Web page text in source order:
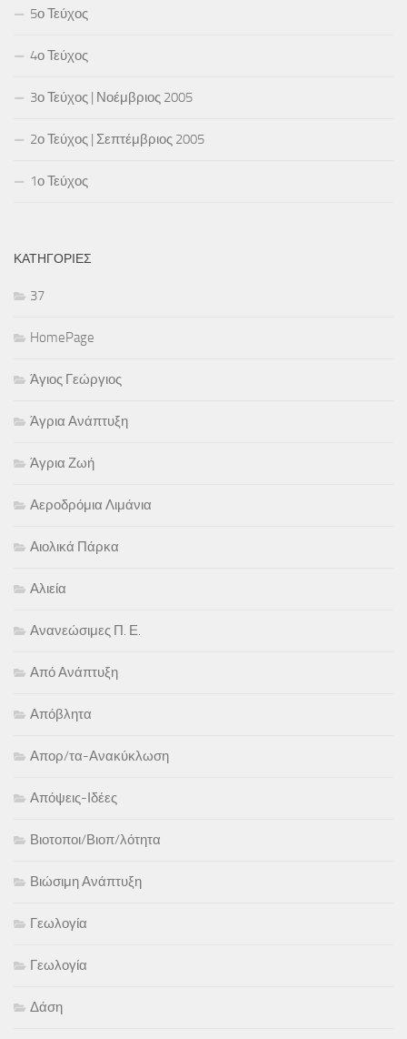
5ο Τεύχος
4ο Τεύχος
3ο Τεύχος | Νοέμβριος 2005
2ο Τεύχος | Σεπτέμβριος 2005
1ο Τεύχος
ΚΑΤΗΓΟΡΊΕΣ
37
HomePage
Άγιος Γεώργιος
Άγρια Ανάπτυξη
Άγρια Ζωή
Αεροδρόμια Λιμάνια
Αιολικά Πάρκα
Αλιεία
Ανανεώσιμες Π. Ε.
Από Ανάπτυξη
Απόβλητα
Απορ/τα-Ανακύκλωση
Απόψεις-Ιδέες
Βιοτοποι/Βιοπ/λότητα
Βιώσιμη Ανάπτυξη
Γεωλογία
Γεωλογία
Δάση